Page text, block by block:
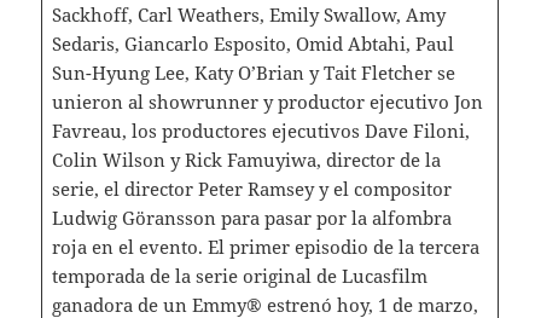
Sackhoff, Carl Weathers, Emily Swallow, Amy
Sedaris, Giancarlo Esposito, Omid Abtahi, Paul
Sun-Hyung Lee, Katy O’Brian y Tait Fletcher se
unieron al showrunner y productor ejecutivo Jon
Favreau, los productores ejecutivos Dave Filoni,
Colin Wilson y Rick Famuyiwa, director de la
serie, el director Peter Ramsey y el compositor
Ludwig Göransson para pasar por la alfombra
roja en el evento. El primer episodio de la tercera
temporada de la serie original de Lucasfilm
ganadora de un Emmy® estrenó hoy, 1 de marzo,